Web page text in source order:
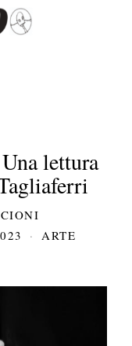
lettura
ARTE